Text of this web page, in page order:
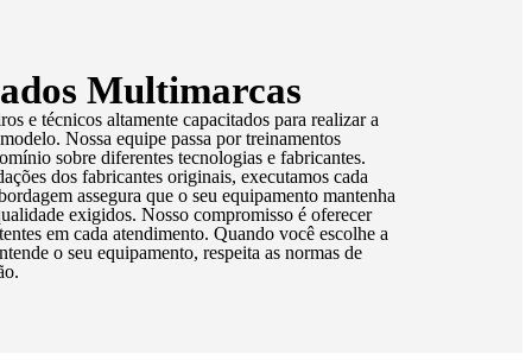
Multimarcas
e técnicos altamente capacitados para realizar a
Nossa equipe passa por treinamentos
sobre diferentes tecnologias e fabricantes.
dos fabricantes originais, executamos cada
assegura que o seu equipamento mantenha
exigidos. Nosso compromisso é oferecer
em cada atendimento. Quando você escolhe a
o seu equipamento, respeita as normas de